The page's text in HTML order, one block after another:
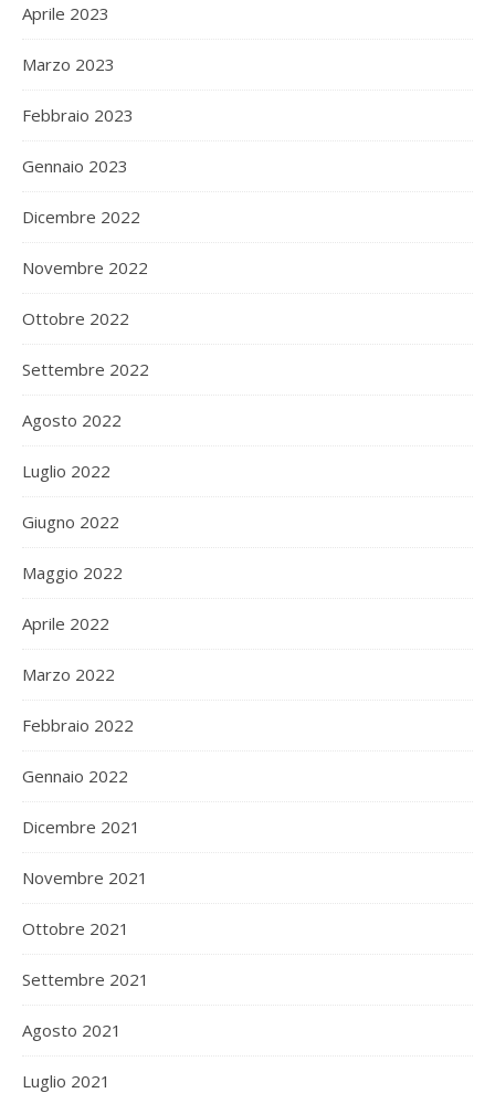
Aprile 2023
Marzo 2023
Febbraio 2023
Gennaio 2023
Dicembre 2022
Novembre 2022
Ottobre 2022
Settembre 2022
Agosto 2022
Luglio 2022
Giugno 2022
Maggio 2022
Aprile 2022
Marzo 2022
Febbraio 2022
Gennaio 2022
Dicembre 2021
Novembre 2021
Ottobre 2021
Settembre 2021
Agosto 2021
Luglio 2021